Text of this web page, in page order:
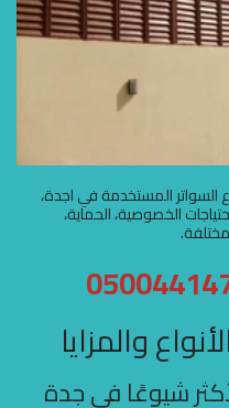
المستخدمة في اجدة،
الخصوصية، الحماية،
والمزايا